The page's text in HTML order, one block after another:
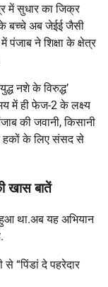
में सुधार का जिक्र
बच्चे अब जेईई जैसी
पंजाब ने शिक्षा के क्षेत्र
नशे के विरुद्ध’
में ही फेज-2 के लक्ष्य
की जवानी, किसानी
हकों के लिए संसद से
खास बातें
था.अब यह अभियान
“पिंडां दे पहरेदार